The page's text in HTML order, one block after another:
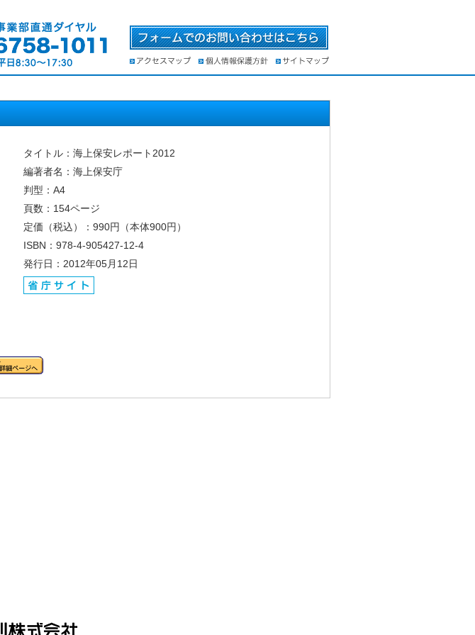
タイトル：海上保安レポート2012
編著者名：海上保安庁
判型：A4
頁数：154ページ
定価（税込）：990円（本体900円）
ISBN：978-4-905427-12-4
発行日：2012年05月12日